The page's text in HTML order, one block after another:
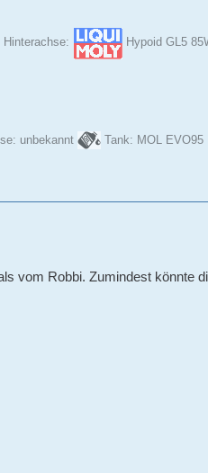
Hinterachse: Hypoid GL5
unbekannt Tank: MOL EVO95
vom Robbi. Zumindest könnte